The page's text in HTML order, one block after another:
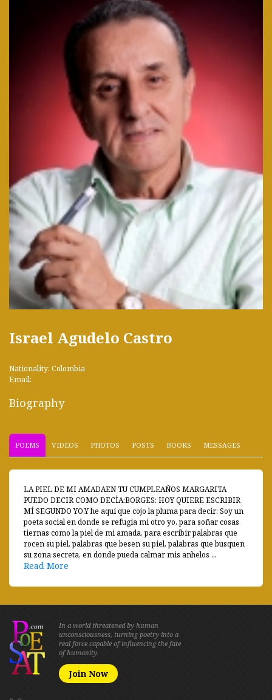
Israel Agudelo Castro
Nationality: Colombia
Email:
Biography
POEMS VIDEOS PHOTOS POSTS BOOKS MESSAGES
LA PIEL DE MI AMADAEN TU CUMPLEAÑOS MARGARITA
PUEDO DECIR COMO DECÌA:BORGES: HOY QUIERE ESCRIBIR
MÍ SEGUNDO YO.Y he aquí que cojo la pluma para decir: Soy un
poeta social en donde se refugia mi otro yo, para soñar cosas
tiernas como la piel de mi amada, para escribir palabras que
rocen su piel, palabras que besen su piel, palabras que busquen
su zona secreta, en donde pueda calmar mis anhelos ...
Read More
In a world threatened by human
unconsciousness, turning poetry into a
real force capable of influencing the fate
of humanity.
Join Now